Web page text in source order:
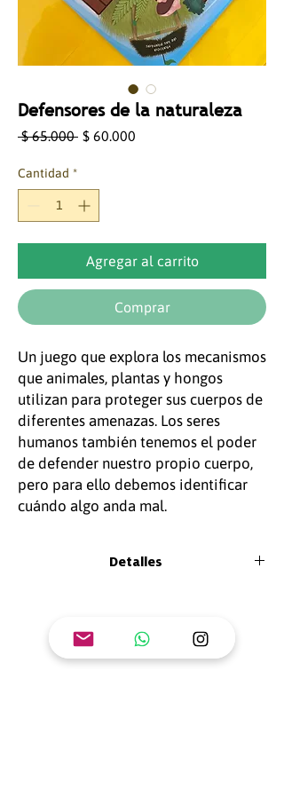
Defensores de la naturaleza
$ 65.000 Precio
$ 60.000
Cantidad *
Agregar al carrito
Comprar
Un juego que explora los mecanismos
que animales, plantas y hongos
utilizan para proteger sus cuerpos de
diferentes amenazas. Los seres
humanos también tenemos el poder
de defender nuestro propio cuerpo,
pero para ello debemos identificar
cuándo algo anda mal.
Detalles
Contiene: fichas + juego de cartas +
instrucciones